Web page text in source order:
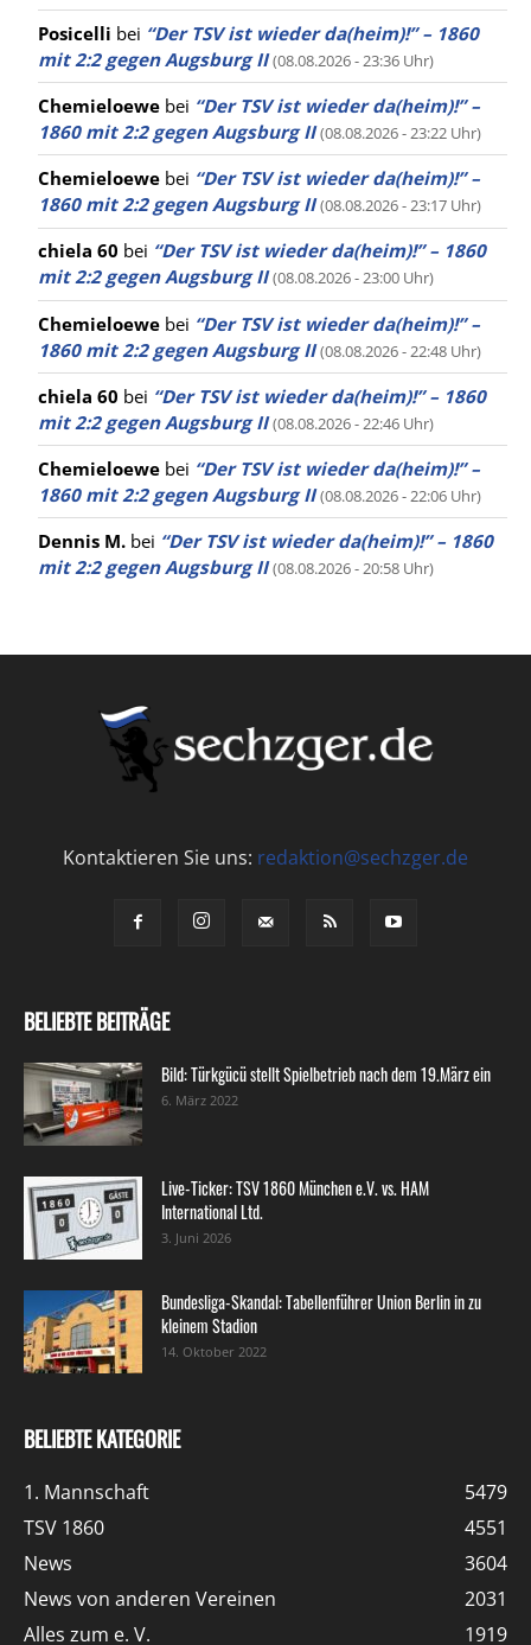
Posicelli bei “Der TSV ist wieder da(heim)!” – 1860
mit 2:2 gegen Augsburg II (08.08.2026 - 23:36 Uhr)
Chemieloewe bei “Der TSV ist wieder da(heim)!” –
1860 mit 2:2 gegen Augsburg II (08.08.2026 - 23:22 Uhr)
Chemieloewe bei “Der TSV ist wieder da(heim)!” –
1860 mit 2:2 gegen Augsburg II (08.08.2026 - 23:17 Uhr)
chiela 60 bei “Der TSV ist wieder da(heim)!” – 1860
mit 2:2 gegen Augsburg II (08.08.2026 - 23:00 Uhr)
Chemieloewe bei “Der TSV ist wieder da(heim)!” –
1860 mit 2:2 gegen Augsburg II (08.08.2026 - 22:48 Uhr)
chiela 60 bei “Der TSV ist wieder da(heim)!” – 1860
mit 2:2 gegen Augsburg II (08.08.2026 - 22:46 Uhr)
Chemieloewe bei “Der TSV ist wieder da(heim)!” –
1860 mit 2:2 gegen Augsburg II (08.08.2026 - 22:06 Uhr)
Dennis M. bei “Der TSV ist wieder da(heim)!” – 1860
mit 2:2 gegen Augsburg II (08.08.2026 - 20:58 Uhr)
Kontaktieren Sie uns: redaktion@sechzger.de
BELIEBTE BEITRÄGE
Bild: Türkgücü stellt Spielbetrieb nach dem 19.März ein
6. März 2022
Live-Ticker: TSV 1860 München e.V. vs. HAM
International Ltd.
3. Juni 2026
Bundesliga-Skandal: Tabellenführer Union Berlin in zu
kleinem Stadion
14. Oktober 2022
BELIEBTE KATEGORIE
1. Mannschaft
5479
TSV 1860
4551
News
3604
News von anderen Vereinen
2031
Alles zum e. V.
1919